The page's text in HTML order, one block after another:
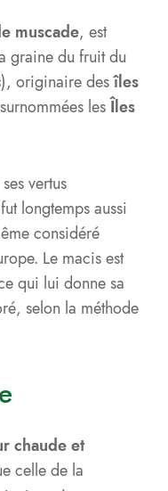
muscade, est
graine du fruit du
), originaire desîles
lesÎles
vertus
longtemps aussi
considéré
Le macis est
qui lui donne sa
selon la méthode
chaude et
celle de la